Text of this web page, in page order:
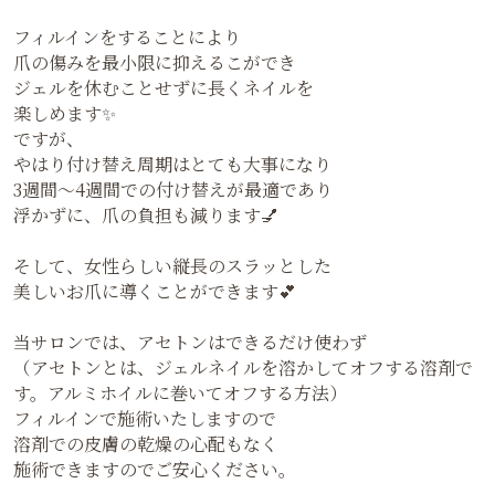
フィルインをすることにより
爪の傷みを最小限に抑えるこができ
ジェルを休むことせずに長くネイルを
楽しめます✨
ですが、
やはり付け替え周期はとても大事になり
3週間〜4週間での付け替えが最適であり
浮かずに、爪の負担も減ります💅
そして、女性らしい縦長のスラッとした
美しいお爪に導くことができます💕
当サロンでは、アセトンはできるだけ使わず
（アセトンとは、ジェルネイルを溶かしてオフする溶剤で
す。アルミホイルに巻いてオフする方法）
フィルインで施術いたしますので
溶剤での皮膚の乾燥の心配もなく
施術できますのでご安心ください。